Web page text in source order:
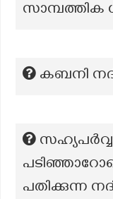
സാമ്പത്തിക
കബനി
പതിക്കുന്ന